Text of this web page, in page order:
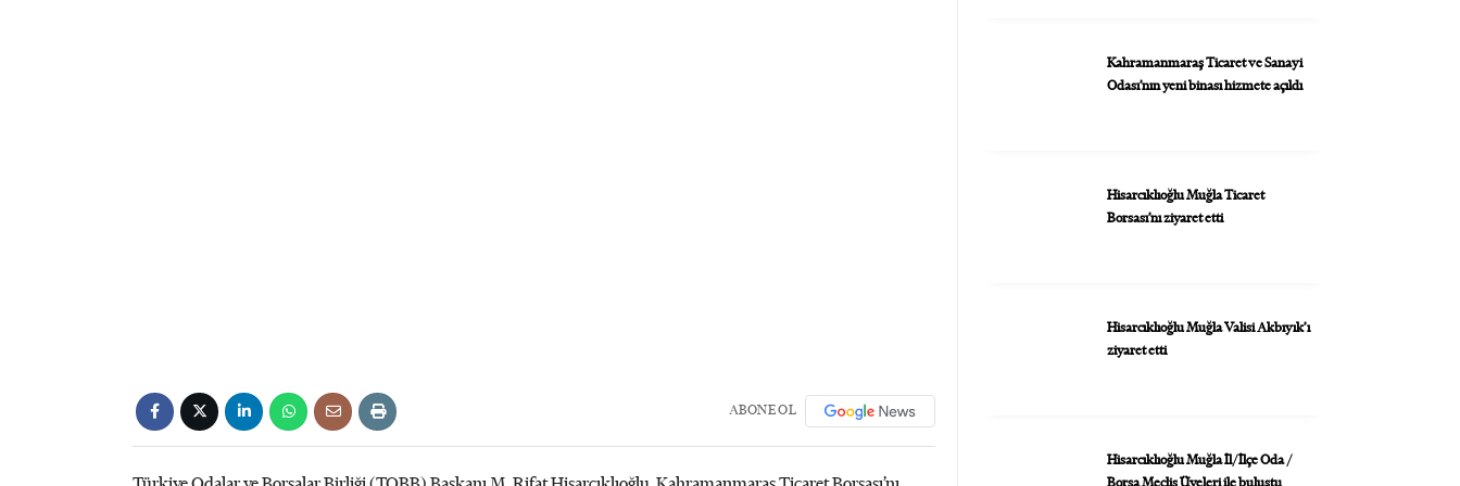
ABONE OL
Kahramanmaraş Ticaret ve Sanayi
Odası’nın yeni binası hizmete açıldı
Hisarcıklıoğlu Muğla Ticaret
Borsası’nı ziyaret etti
Hisarcıklıoğlu Muğla Valisi Akbıyık’ı
ziyaret etti
Hisarcıklıoğlu Muğla İl/İlçe Oda /
Borsa Meclis Üyeleri ile buluştu